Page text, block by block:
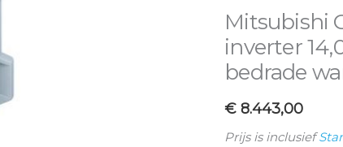
Mitsubishi
inverter
bedrade
€ 8.443,00
Prijs is inclusief
FDT140
Micro
inverter
kW
inclusief